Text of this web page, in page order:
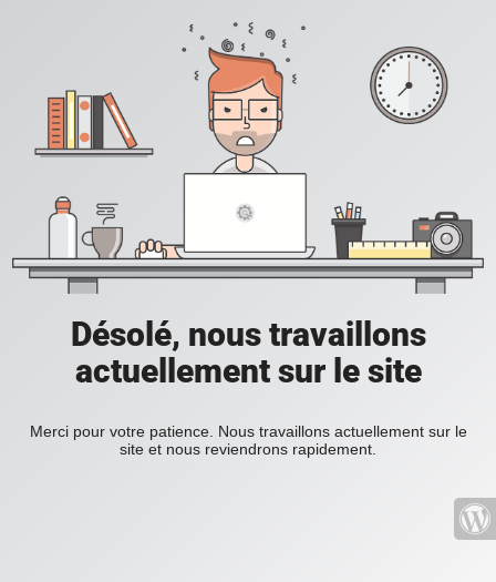
Désolé, nous travaillons
actuellement sur le site
Merci pour votre patience. Nous travaillons actuellement sur le
site et nous reviendrons rapidement.